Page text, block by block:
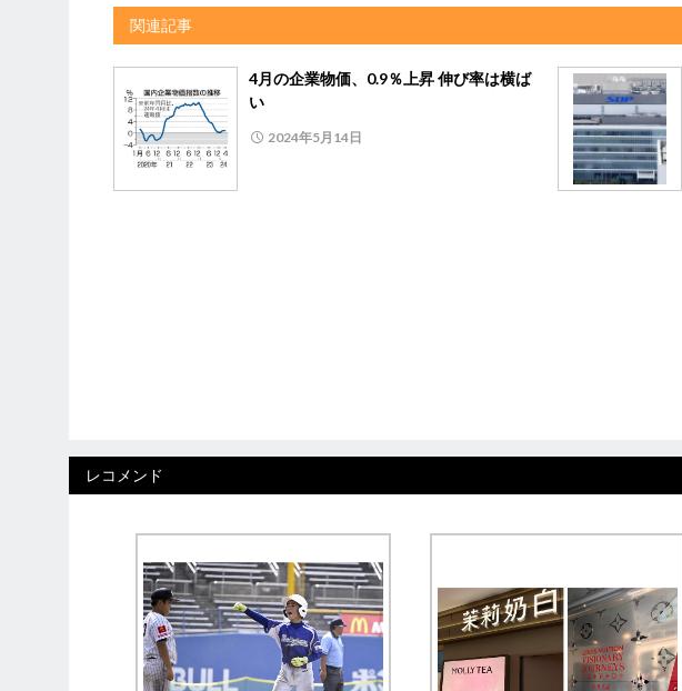
関連記事
4月の企業物価、0.9％上昇 伸び率は横ば
い
2024年5月14日
レコメンド